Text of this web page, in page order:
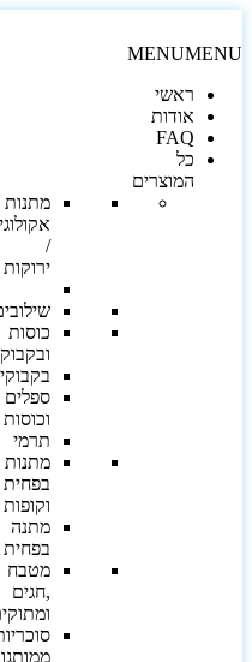
MENU
ראשי
אודות
FAQ
כל
המוצרים
מתנות
אקולוגיות
ירוקות
שילובים
כוסות
ובקבוקים
בקבוקים
ספלים
וכוסות
תרמי
מתנות
בפחית
וקופות
מתנה
בפחית
מטבח
,חגים
ומתוקים
סוכריות
ממותגות